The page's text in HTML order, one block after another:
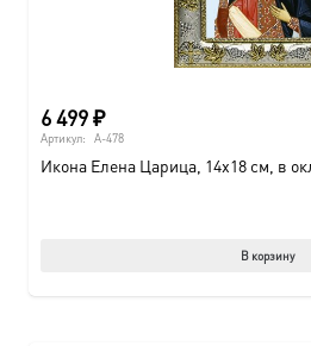
6 499₽
Артикул: A-478
Икона Елена Царица, 14х18 см, в
В корзину